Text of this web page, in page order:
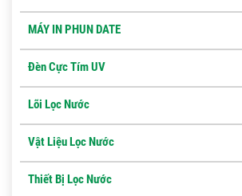
MÁY IN PHUN DATE
Đèn Cực Tím UV
Lõi Lọc Nước
Vật Liệu Lọc Nước
Thiết Bị Lọc Nước